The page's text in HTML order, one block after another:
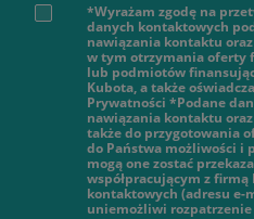
*Wyrażam zgodę na
danych kontaktowych
nawiązania kontaktu
w tym otrzymania oferty
lub podmiotów
Kubota, a także
Prywatności *Podane
nawiązania kontaktu
także do przygotowania
do Państwa możliwości i
mogą one zostać
współpracującym z
kontaktowych (adresu
uniemożliwi rozpatrzenie